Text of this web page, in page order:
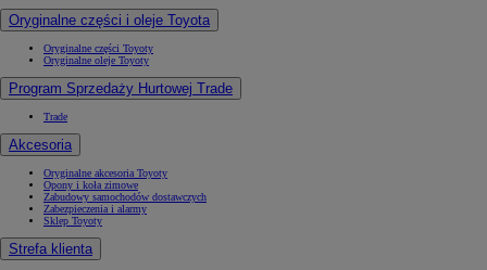
Oryginalne części i oleje Toyota
Oryginalne części Toyoty
Oryginalne oleje Toyoty
Program Sprzedaży Hurtowej Trade
Trade
Akcesoria
Oryginalne akcesoria Toyoty
Opony i koła zimowe
Zabudowy samochodów dostawczych
Zabezpieczenia i alarmy
Sklep Toyoty
Strefa klienta